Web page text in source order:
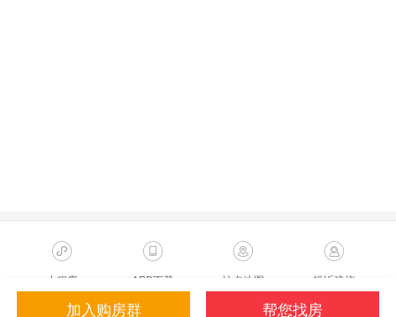
加入购房群 帮您找房
小程序 APP下载 站点地图 投诉建议